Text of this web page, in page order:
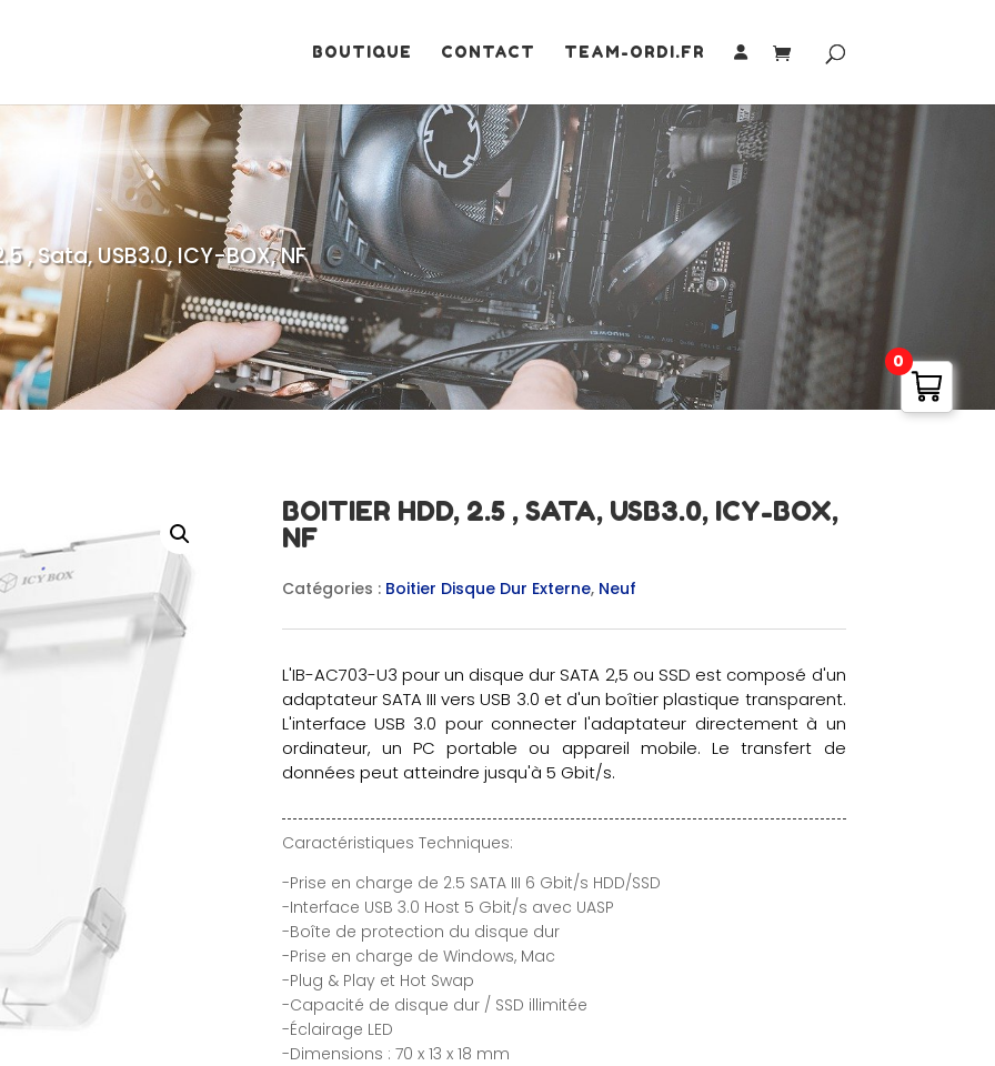
BOUTIQUE CONTACT TEAM-ORDI.FR
, Sata, USB3.0, ICY-BOX, NF
BOITIER HDD, 2.5 , SATA, USB3.0, ICY-BOX,
NF
Catégories : Boitier Disque Dur Externe, Neuf
L'IB-AC703-U3 pour un disque dur SATA 2,5 ou SSD est composé d'un
adaptateur SATA III vers USB 3.0 et d'un boîtier plastique transparent.
L'interface USB 3.0 pour connecter l'adaptateur directement à un
ordinateur, un PC portable ou appareil mobile. Le transfert de
données peut atteindre jusqu'à 5 Gbit/s.
Caractéristiques Techniques:
-Prise en charge de 2.5 SATA III 6 Gbit/s HDD/SSD
-Interface USB 3.0 Host 5 Gbit/s avec UASP
-Boîte de protection du disque dur
-Prise en charge de Windows, Mac
-Plug & Play et Hot Swap
-Capacité de disque dur / SSD illimitée
-Éclairage LED
-Dimensions : 70 x 13 x 18 mm
0